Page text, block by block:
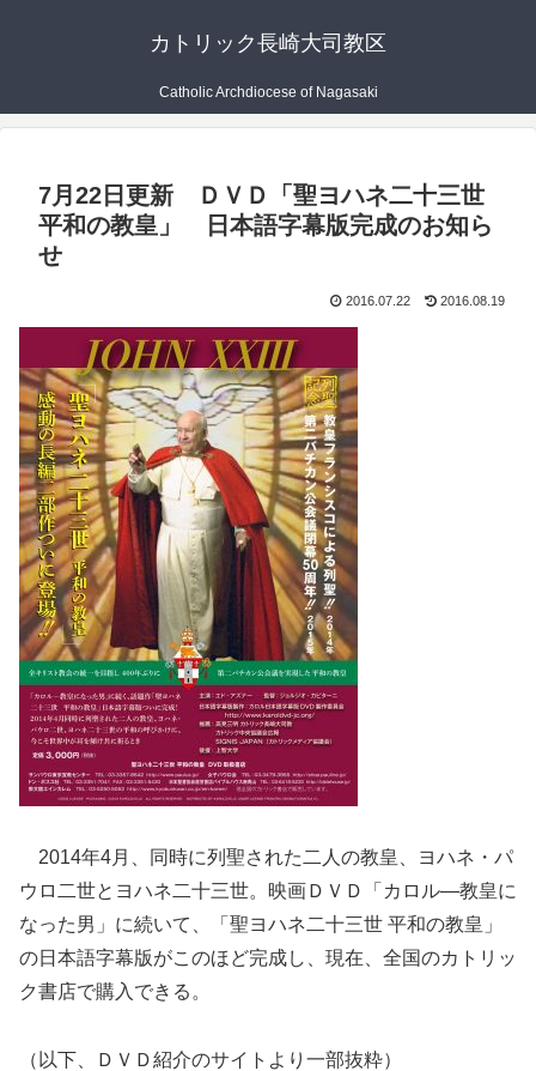
カトリック長崎大司教区
Catholic Archdiocese of Nagasaki
7月22日更新 ＤＶＤ「聖ヨハネ二十三世
平和の教皇」 日本語字幕版完成のお知ら
せ
2016.07.22 2016.08.19
2014年4月、同時に列聖された二人の教皇、ヨハネ・パ
ウロ二世とヨハネ二十三世。映画ＤＶＤ「カロル―教皇に
なった男」に続いて、「聖ヨハネ二十三世 平和の教皇」
の日本語字幕版がこのほど完成し、現在、全国のカトリッ
ク書店で購入できる。
（以下、ＤＶＤ紹介のサイトより一部抜粋）